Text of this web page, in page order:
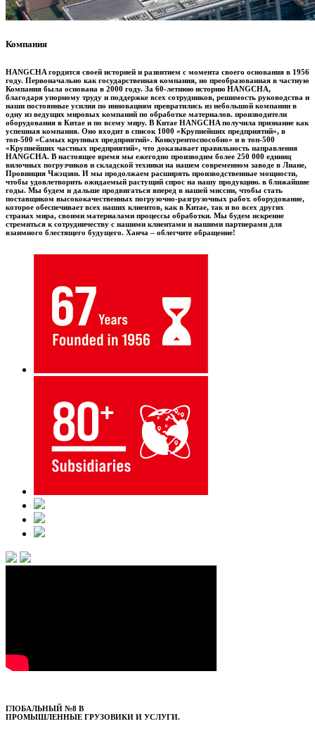
Компания
HANGCHA гордится своей историей и развитием с момента своего основания в 1956
году. Первоначально как государственная компания, но преобразованная в частную
Компания была основана в 2000 году. За 60-летнюю историю HANGCHA,
благодаря упорному труду и поддержке всех сотрудников, решимость руководства и
наши постоянные усилия по инновациям превратились из небольшой компании в
одну из ведущих мировых компаний по обработке материалов. производители
оборудования в Китае и по всему миру. В Китае HANGCHA получила признание как
успешная компания. Оно входит в список 1000 «Крупнейших предприятий», в
топ-500 «Самых крупных предприятий». Конкурентоспособно» и в топ-500
«Крупнейших частных предприятий», что доказывает правильность направления
HANGCHA. В настоящее время мы ежегодно производим более 250 000 единиц
вилочных погрузчиков и складской техники на нашем современном заводе в Лиане,
Провинция Чжэцзян. И мы продолжаем расширять производственные мощности,
чтобы удовлетворить ожидаемый растущий спрос на нашу продукцию. в ближайшие
годы. Мы будем и дальше продвигаться вперед в нашей миссии, чтобы стать
поставщиком высококачественных погрузочно-разгрузочных работ. оборудование,
которое обеспечивает всех наших клиентов, как в Китае, так и во всех других
странах мира, своими материалами процессы обработки. Мы будем искренне
стремиться к сотрудничеству с нашими клиентами и нашими партнерами для
взаимного блестящего будущего. Ханча – облегчите обращение!
ГЛОБАЛЬНЫЙ №8 В
ПРОМЫШЛЕННЫЕ ГРУЗОВИКИ И УСЛУГИ.